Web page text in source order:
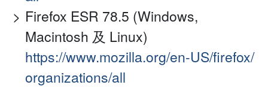
Firefox ESR 78.5 (Windows,
Macintosh 及 Linux)
https://www.mozilla.org/en-US/firefox/
organizations/all